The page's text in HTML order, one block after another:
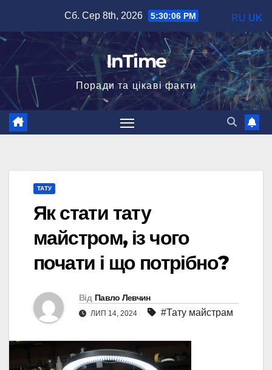
вмісту
Сб. Сер 8th, 2026 5:30:07 PM
InTime
Поради та цікаві факти
ТАТУ
Як стати тату
майстром, із чого
почати і що потрібно?
Від Павло Левчин
ЛИП 14, 2024 #Тату майстрам
RU UK